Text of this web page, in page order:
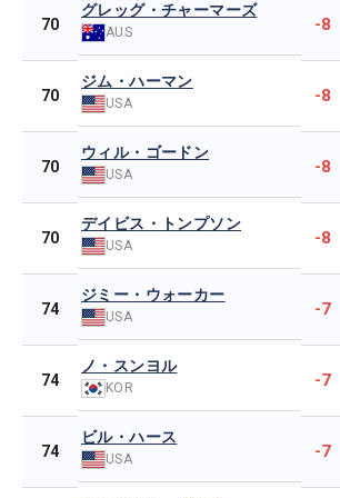
70
グレッグ・チャーマーズ
AUS -8
70
ジム・ハーマン
USA -8
70
ウィル・ゴードン
USA -8
70
デイビス・トンプソン
USA -8
74
ジミー・ウォーカー
USA -7
74
ノ・スンヨル
KOR -7
74
ビル・ハース
USA -7